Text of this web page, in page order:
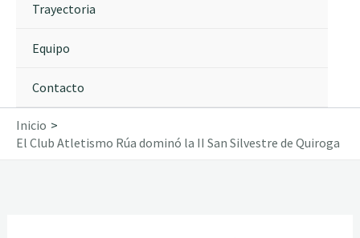
Trayectoria
Equipo
Contacto
Inicio
El Club Atletismo Rúa dominó la II San Silvestre de Quiroga